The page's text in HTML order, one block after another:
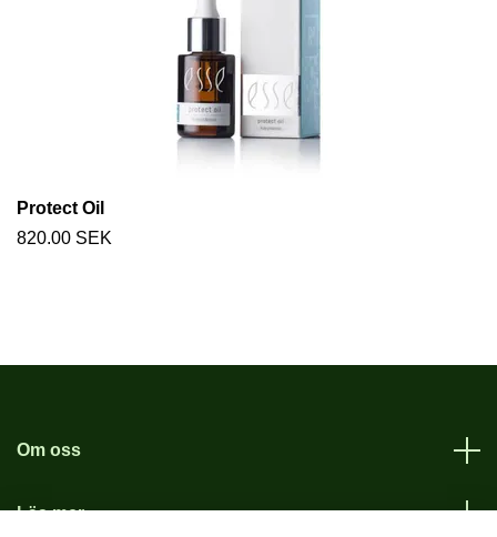
Protect Oil
820.00 SEK
Om oss
Läs mer